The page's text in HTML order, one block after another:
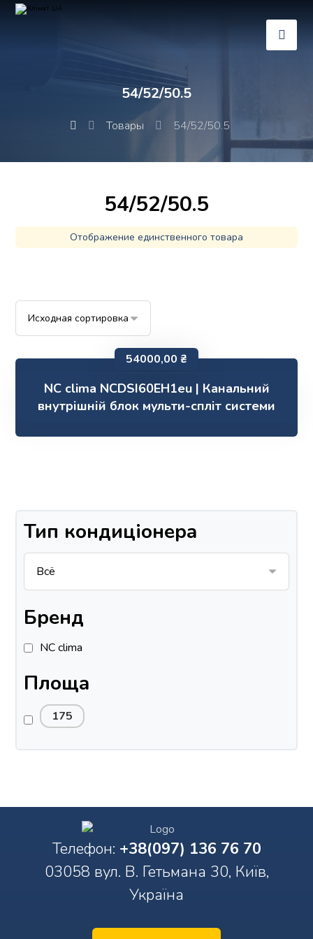
54/52/50.5
Товары 54/52/50.5
54/52/50.5
Отображение единственного товара
NC clima NCDSI60EH1eu | Канальний
внутрішній блок мульти-спліт системи
54000,00 ₴
Тип кондиціонера
Бренд
NC clima
Площа
175
Телефон: +38(097) 136 76 70
03058 вул. В. Гетьмана 30, Київ,
Україна